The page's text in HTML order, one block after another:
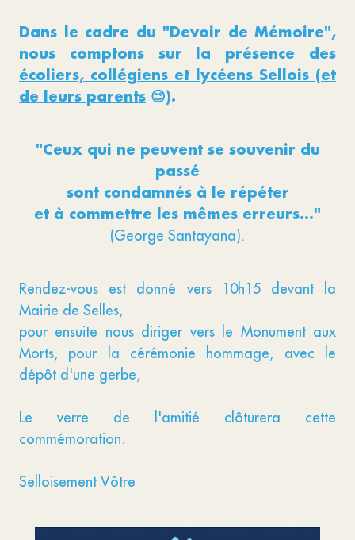
Dans le cadre du "Devoir de Mémoire",
nous comptons sur la présence des
écoliers, collégiens et lycéens Sellois (et
de leurs parents 😉).
"Ceux qui ne peuvent se souvenir du
passé
sont condamnés à le répéter
et à commettre les mêmes erreurs..."
(George Santayana).
Rendez-vous est donné vers 10h15 devant la
Mairie de Selles,
pour ensuite nous diriger vers le Monument aux
Morts, pour la cérémonie hommage, avec le
dépôt d'une gerbe,
Le verre de l'amitié clôturera cette
commémoration.
Selloisement Vôtre